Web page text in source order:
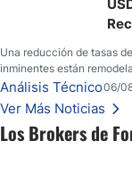
Los Brokers de
Una reducción de tasas
inminentes están
Una reducción de tasas
inminentes están
Esto es lo que los traders
Análisis Técnico06/
Ver Más Noticias